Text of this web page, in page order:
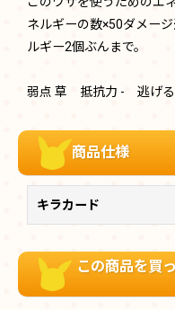
ネルギーの数×50ダメー
ルギー2個ぶんまで。
弱点 草 抵抗力 - 逃げる
商品仕様
キラカード
この商品を買